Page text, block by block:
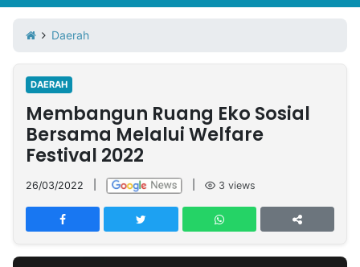
Iklan
Berita
Kami
Nasional
International
Olahraga
Entertainment
Daerah
Pariwisata
Kuliner
Kolom
Network
PT
TREETAN
INDONESIA
Daerah
DAERAH
Membangun Ruang Eko Sosial
Bersama Melalui Welfare
Festival 2022
26/03/2022 3 views